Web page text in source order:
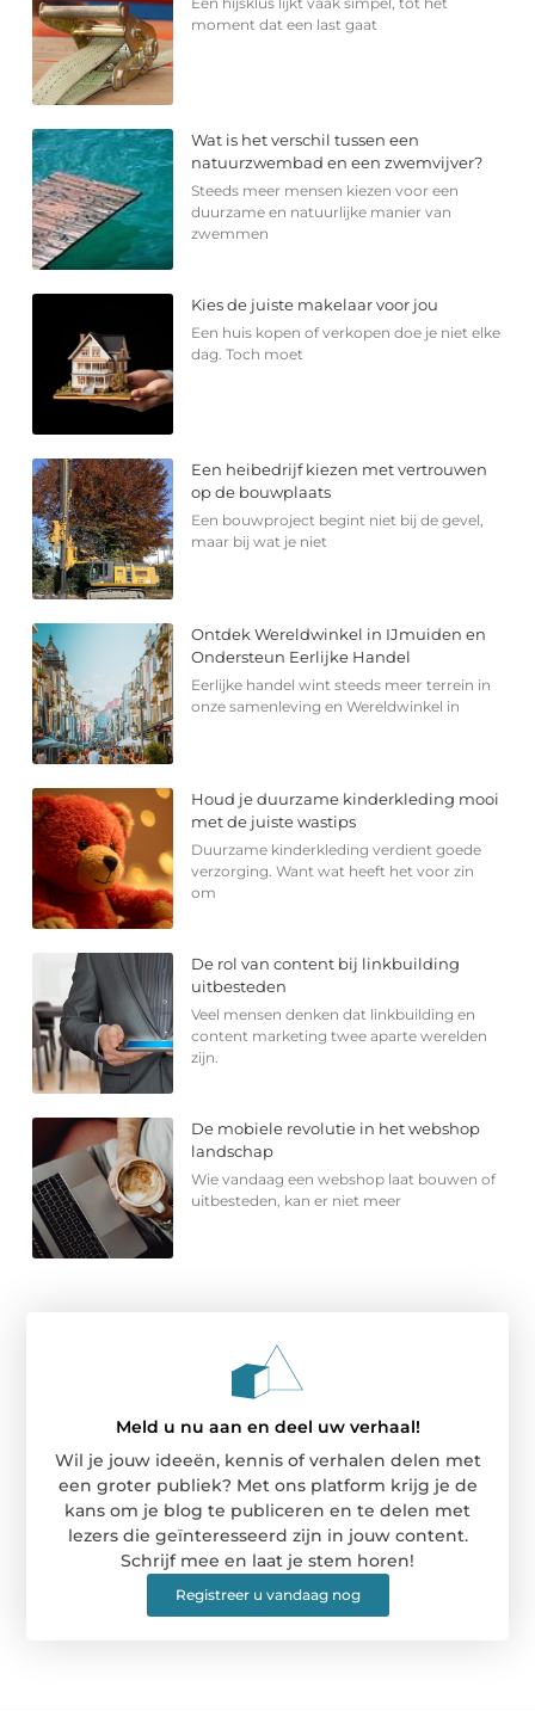
moment dat een last gaat
Wat is het verschil tussen een
natuurzwembad en een zwemvijver?
Steeds meer mensen kiezen voor een
duurzame en natuurlijke manier van
zwemmen
Kies de juiste makelaar voor jou
Een huis kopen of verkopen doe je niet elke
dag. Toch moet
Een heibedrijf kiezen met vertrouwen
op de bouwplaats
Een bouwproject begint niet bij de gevel,
maar bij wat je niet
Ontdek Wereldwinkel in IJmuiden en
Ondersteun Eerlijke Handel
Eerlijke handel wint steeds meer terrein in
onze samenleving en Wereldwinkel in
Houd je duurzame kinderkleding mooi
met de juiste wastips
Duurzame kinderkleding verdient goede
verzorging. Want wat heeft het voor zin
om
De rol van content bij linkbuilding
uitbesteden
Veel mensen denken dat linkbuilding en
content marketing twee aparte werelden
zijn.
De mobiele revolutie in het webshop
landschap
Wie vandaag een webshop laat bouwen of
uitbesteden, kan er niet meer
Meld u nu aan en deel uw verhaal!
Wil je jouw ideeën, kennis of verhalen delen met
een groter publiek? Met ons platform krijg je de
kans om je blog te publiceren en te delen met
lezers die geïnteresseerd zijn in jouw content.
Schrijf mee en laat je stem horen!
Registreer u vandaag nog